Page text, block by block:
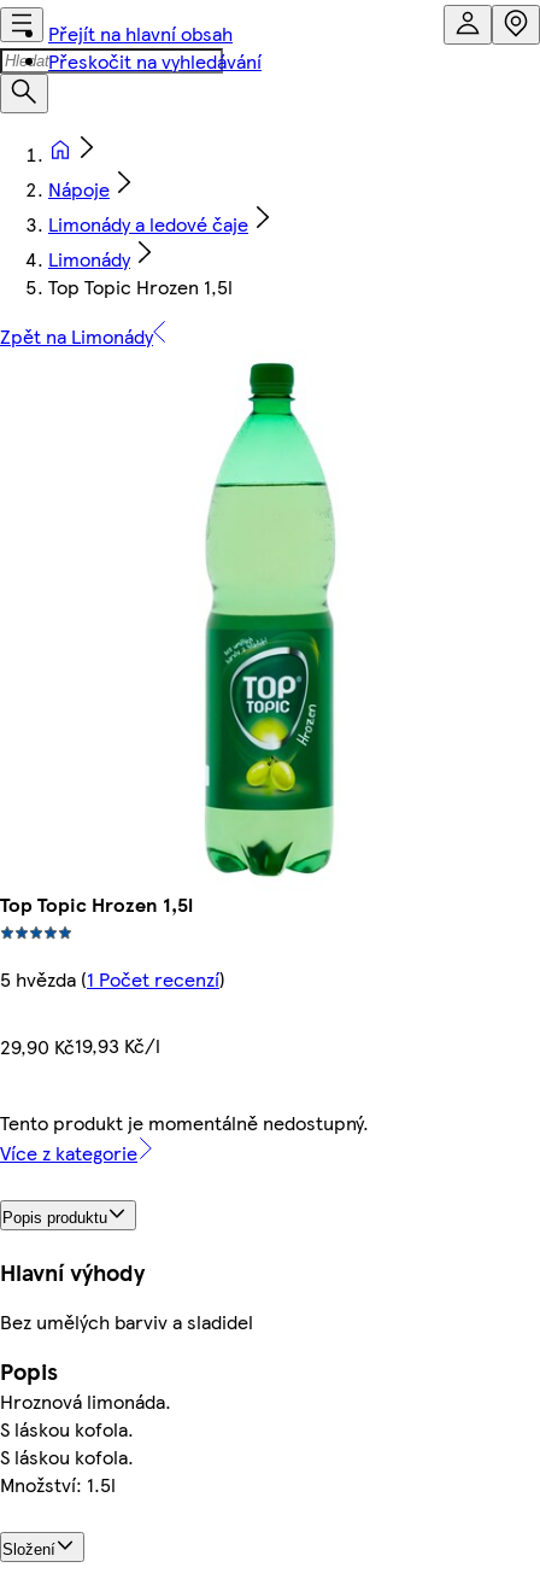
Přejít na hlavní obsah
Přeskočit na vyhledávání
Nápoje
Limonády a ledové čaje
Limonády
Top Topic Hrozen 1,5l
Zpět na Limonády
Top Topic Hrozen 1,5l
5 hvězda (1 Počet recenzí)
29,90 Kč19,93 Kč/l
Tento produkt je momentálně nedostupný.
Více z kategorie
Popis produktu
Hlavní výhody
Bez umělých barviv a sladidel
Popis
Hroznová limonáda.
S láskou kofola.
S láskou kofola.
Množství: 1.5l
Složení